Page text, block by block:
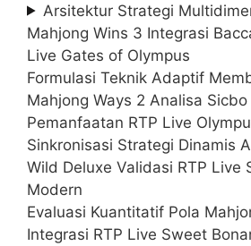
Arsitektur Strategi
Mahjong Wins 3 Integrasi
Live Gates of Olympus
Formulasi Teknik Adaptif
Mahjong Ways 2 Analisa
Pemanfaatan RTP Live
Sinkronisasi Strategi Dinamis
Wild Deluxe Validasi RTP Live
Modern
Evaluasi Kuantitatif Pola
Integrasi RTP Live Sweet